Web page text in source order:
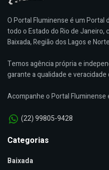
O Portal Fluminense é um
todo o Estado do Rio de Janeiro,
Baixada, Região dos Lagos e
Temos agência própria e
garante a qualidade e
Acompanhe o Portal
(22) 99805-9428
Categorias
Baixada